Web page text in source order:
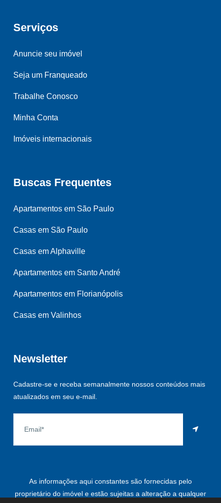
Serviços
Anuncie seu imóvel
Seja um Franqueado
Trabalhe Conosco
Minha Conta
Imóveis internacionais
Buscas Frequentes
Apartamentos em São Paulo
Casas em São Paulo
Casas em Alphaville
Apartamentos em Santo André
Apartamentos em Florianópolis
Casas em Valinhos
Newsletter
Cadastre-se e receba semanalmente nossos conteúdos mais
atualizados em seu e-mail.
As informações aqui constantes são fornecidas pelo
proprietário do imóvel e estão sujeitas a alteração a qualquer